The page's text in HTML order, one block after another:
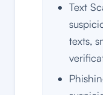
Text
texts,